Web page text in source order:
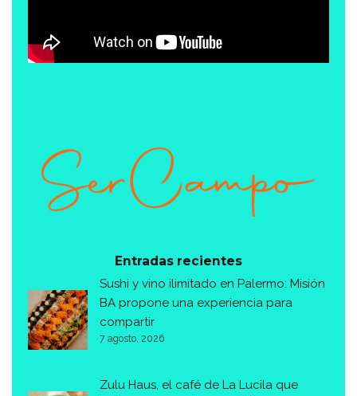
Entradas recientes
Sushi y vino ilimitado en Palermo: Misión
BA propone una experiencia para
compartir
7 agosto, 2026
Zulu Haus, el café de La Lucila que